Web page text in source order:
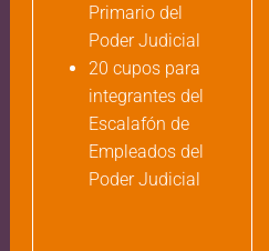
Primario del
Poder Judicial
20 cupos para
integrantes del
Escalafón de
Empleados del
Poder Judicial